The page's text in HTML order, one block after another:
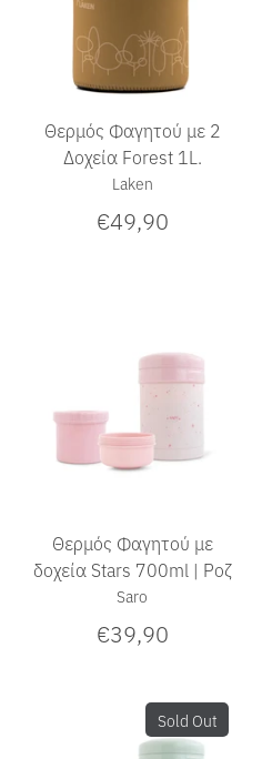
Θερμός Φαγητού με 2
Δοχεία Forest 1L.
Laken
€49,90
Θερμός Φαγητού με
δοχεία Stars 700ml | Ροζ
Saro
€39,90
Sold Out